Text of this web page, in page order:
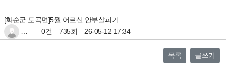
[화순군 도곡면]5월 어르신 안부살피기
0건 735회 26-05-12 17:34
목록 글쓰기